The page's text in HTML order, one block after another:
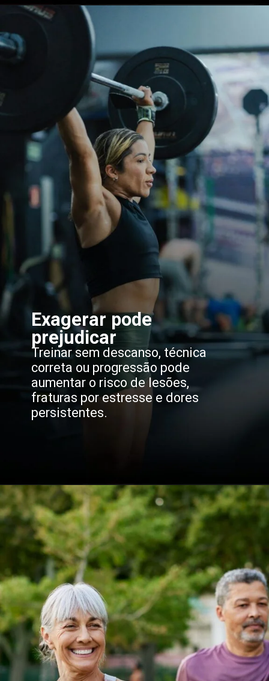
Treinar sem descanso, técnica
correta ou progressão pode
aumentar o risco de lesões,
fraturas por estresse e dores
persistentes.
Exagerar pode
prejudicar